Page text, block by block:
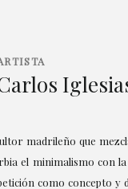
madrileño que
el minimalismo con
como concepto y